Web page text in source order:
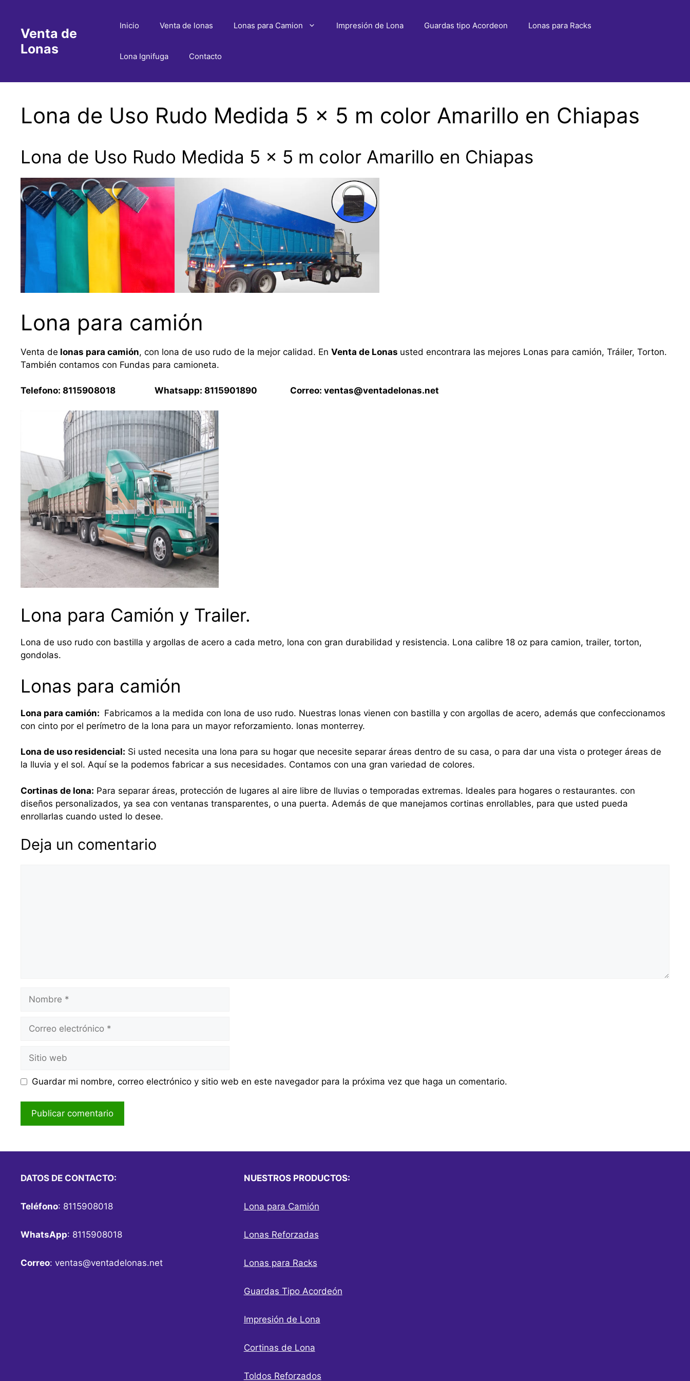
contenidoVenta de
Lonas
Inicio Venta de lonas Lonas para Camion Impresión de Lona Guardas tipo Acordeon Lonas para Racks
Lona Ignifuga Contacto
Lona de Uso Rudo Medida 5 x 5 m color Amarillo en Chiapas
Lona de Uso Rudo Medida 5 x 5 m color Amarillo en Chiapas
Lona para camión
Venta de lonas para camión, con lona de uso rudo de la mejor calidad. En Venta de Lonas usted encontrara las mejores Lonas para camión, Tráiler, Torton.
También contamos con Fundas para camioneta.
Telefono: 8115908018 Whatsapp: 8115901890 Correo: ventas@ventadelonas.net
Lona para Camión y Trailer.
Lona de uso rudo con bastilla y argollas de acero a cada metro, lona con gran durabilidad y resistencia. Lona calibre 18 oz para camion, trailer, torton,
gondolas.
Lonas para camión
Lona para camión: Fabricamos a la medida con lona de uso rudo. Nuestras lonas vienen con bastilla y con argollas de acero, además que confeccionamos
con cinto por el perímetro de la lona para un mayor reforzamiento. lonas monterrey.
Lona de uso residencial: Si usted necesita una lona para su hogar que necesite separar áreas dentro de su casa, o para dar una vista o proteger áreas de
la lluvia y el sol. Aquí se la podemos fabricar a sus necesidades. Contamos con una gran variedad de colores.
Cortinas de lona: Para separar áreas, protección de lugares al aire libre de lluvias o temporadas extremas. Ideales para hogares o restaurantes. con
diseños personalizados, ya sea con ventanas transparentes, o una puerta. Además de que manejamos cortinas enrollables, para que usted pueda
enrollarlas cuando usted lo desee.
Deja un comentario
Nombre
Correo
Sitio
web
Guardar mi nombre, correo electrónico y sitio web en este navegador para la próxima vez que haga un comentario.
DATOS DE CONTACTO:
Teléfono: 8115908018
WhatsApp: 8115908018
Correo: ventas@ventadelonas.net
NUESTROS PRODUCTOS:
Lona para Camión
Lonas Reforzadas
Lonas para Racks
Guardas Tipo Acordeón
Impresión de Lona
Cortinas de Lona
Toldos Reforzados